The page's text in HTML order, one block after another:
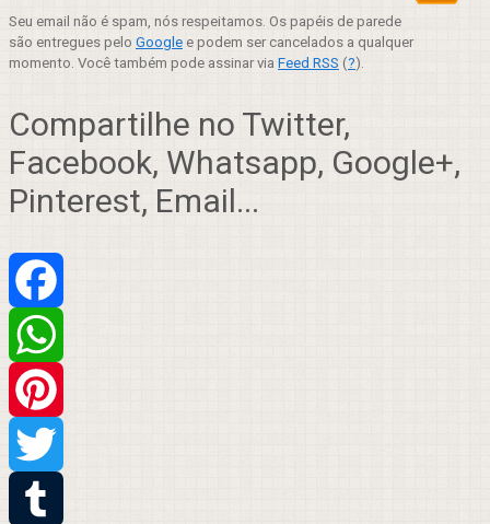
Seu email não é spam, nós respeitamos. Os papéis de parede
são entregues pelo Google e podem ser cancelados a qualquer
momento. Você também pode assinar via Feed RSS (?).
Compartilhe no Twitter,
Facebook, Whatsapp, Google+,
Pinterest, Email...
Facebook
WhatsApp
Pinterest
Twitter